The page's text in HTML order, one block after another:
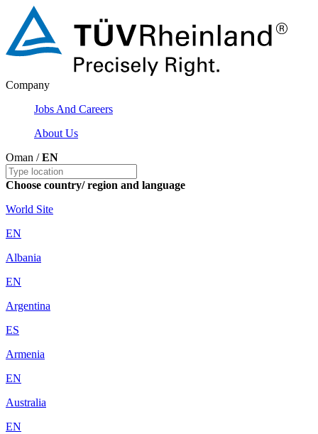
Company
Jobs And Careers
About Us
Oman /EN
Choose country/ region and language
World Site
EN
Albania
EN
Argentina
ES
Armenia
EN
Australia
EN